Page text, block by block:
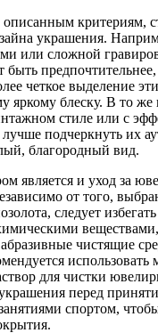
критериям,
украшения.
или сложной
четкое выделение
яркому блеску. В то же
стиле или с
подчеркнуть их
благородный вид.
является и уход за
от того,
следует
чистящие
использовать
для чистки
перед
спортом,